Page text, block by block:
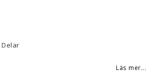
Läs mer...